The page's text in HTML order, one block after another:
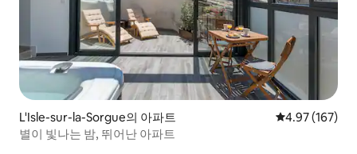
L'Isle-sur-la-Sorgue의 아파트 평점 4.97점(5
4.97 (167)
별이 빛나는 밤, 뛰어난 아파트